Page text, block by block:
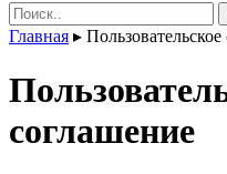
Поиск:
Главная ▸
соглашение